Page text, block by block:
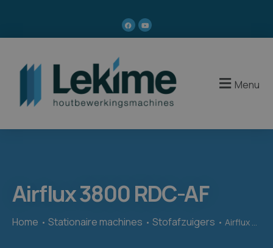
Menu
Airflux 3800 RDC-AF
Home Stationaire machines Stofafzuigers Airflux 3800 RDC-AF